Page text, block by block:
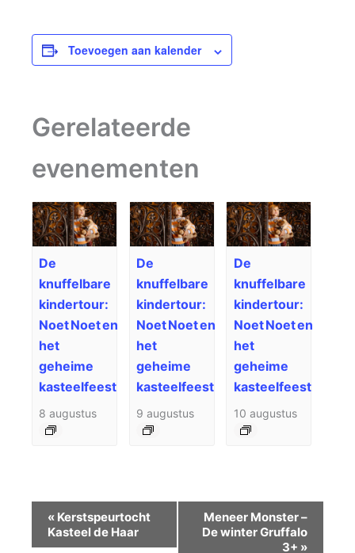
Toevoegen aan kalender
Gerelateerde
evenementen
De
knuffelbare
kindertour:
Noet Noet en
het
geheime
kasteelfeest
8 augustus
De
knuffelbare
kindertour:
Noet Noet en
het
geheime
kasteelfeest
9 augustus
De
knuffelbare
kindertour:
Noet Noet en
het
geheime
kasteelfeest
10 augustus
Evenement
Navigatie
« Kerstspeurtocht
Kasteel de Haar
Meneer Monster –
De winter Gruffalo
3+ »